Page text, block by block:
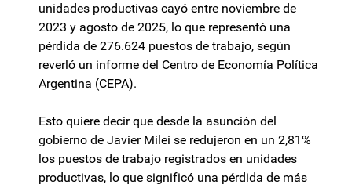
unidades productivas cayó entre noviembre de
2023 y agosto de 2025, lo que representó una
pérdida de 276.624 puestos de trabajo, según
reverló un informe del Centro de Economía Política
Argentina (CEPA).
Esto quiere decir que desde la asunción del
gobierno de Javier Milei se redujeron en un 2,81%
los puestos de trabajo registrados en unidades
productivas, lo que significó una pérdida de más